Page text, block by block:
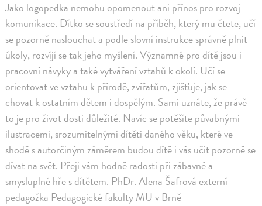
Jako logopedka nemohu opomenout ani přínos pro rozvoj
komunikace. Dítko se soustředí na příběh, který mu čtete, učí
se pozorně naslouchat a podle slovní instrukce správně plnit
úkoly, rozvíjí se tak jeho myšlení. Významné pro dítě jsou i
pracovní návyky a také vytváření vztahů k okolí. Učí se
orientovat ve vztahu k přírodě, zvířatům, zjišťuje, jak se
chovat k ostatním dětem i dospělým. Sami uznáte, že právě
to je pro život dosti důležité. Navíc se potěšíte půvabnými
ilustracemi, srozumitelnými dítěti daného věku, které ve
shodě s autorčiným záměrem budou dítě i vás učit pozorně se
dívat na svět. Přeji vám hodně radosti při zábavné a
smysluplné hře s dítětem. PhDr. Alena Šafrová externí
pedagožka Pedagogické fakulty MU v Brně